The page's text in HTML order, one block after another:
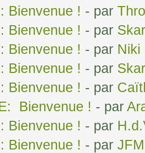
Bienvenue ! - par
Bienvenue ! - par
Bienvenue ! - par Niki
Bienvenue ! - par
Bienvenue ! - par
Bienvenue ! - par
Bienvenue ! - par
Bienvenue ! - par JFM